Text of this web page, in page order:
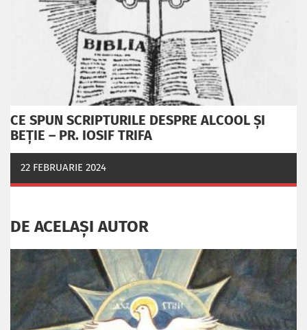
CE SPUN SCRIPTURILE DESPRE ALCOOL ȘI
BEȚIE – PR. IOSIF TRIFA
22 FEBRUARIE 2024
DE ACELAȘI AUTOR